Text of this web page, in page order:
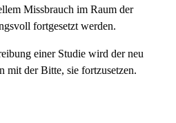
Missbrauch im Raum der
fortgesetzt werden.
einer Studie wird der neu
mit der Bitte, sie fortzusetzen.